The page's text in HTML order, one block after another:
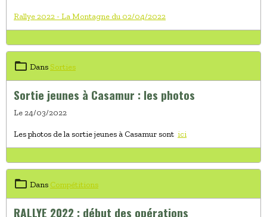
Rallye 2022 - La Montagne du 02/04/2022
Dans Sorties
Sortie jeunes à Casamur : les photos
Le 24/03/2022
Les photos de la sortie jeunes à Casamur sont ici
Dans Compétitions
RALLYE 2022 : début des opérations